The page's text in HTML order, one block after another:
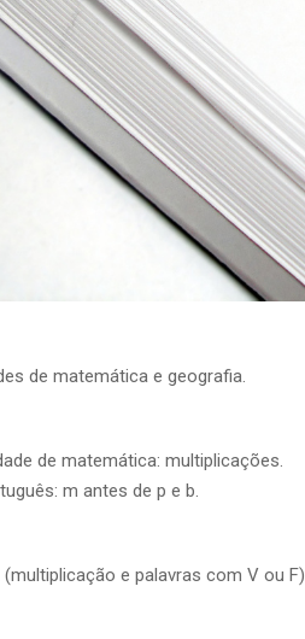
de matemática e geografia.
de matemática: multiplicações.
m antes de p e b.
e palavras com V ou F).